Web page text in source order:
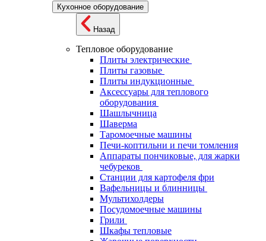
Кухонное оборудование
Назад
Тепловое оборудование
Плиты электрические
Плиты газовые
Плиты индукционные
Аксессуары для теплового
оборудования
Шашлычница
Шаверма
Таромоечные машины
Печи-коптильни и печи томления
Аппараты пончиковые, для жарки
чебуреков
Станции для картофеля фри
Вафельницы и блинницы
Мультихолдеры
Посудомоечные машины
Грили
Шкафы тепловые